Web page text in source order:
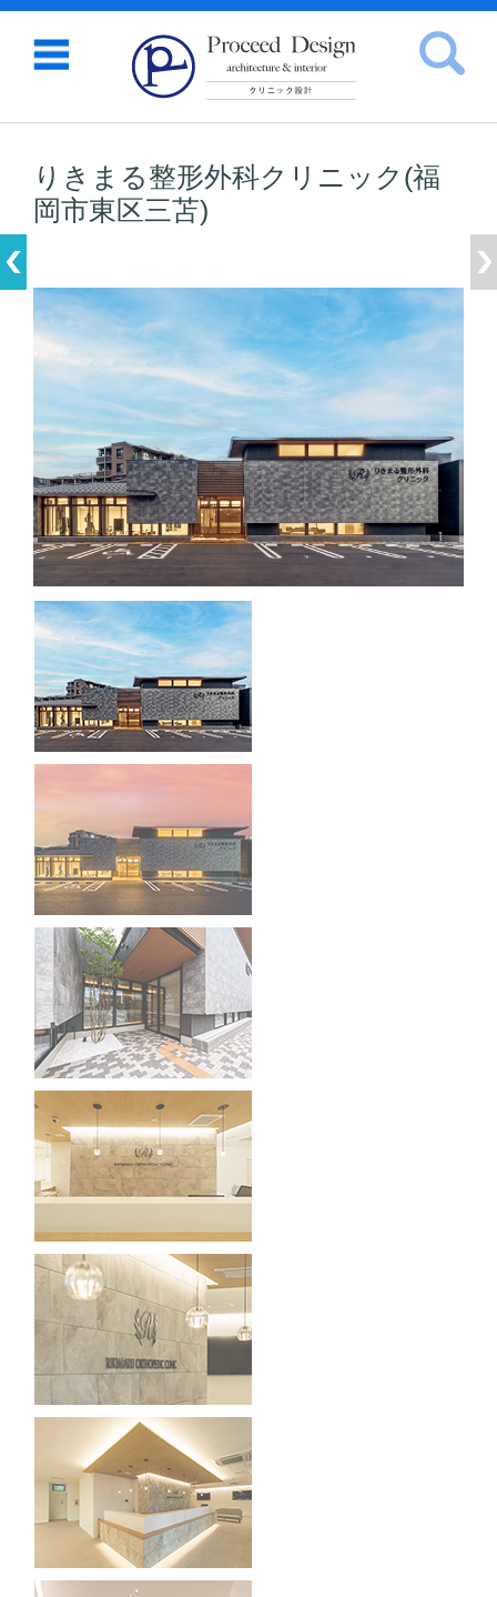
検索:
コンテンツに移動
りきまる整形外科クリニック(福
岡市東区三苫)